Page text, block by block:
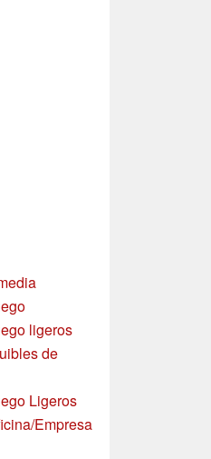
ligeros
de
Ligeros
Empresa